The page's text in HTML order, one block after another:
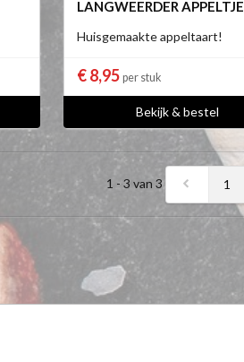
LANGWEERDER APPELTJE
Huisgemaakte appeltaart!
€ 8,95 per stuk
Bekijk & bestel
1 - 3 van 3 1